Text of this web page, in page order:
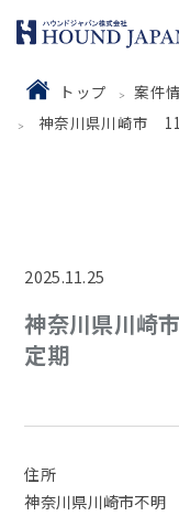
トップ
案件
神奈川県川崎市
2025.11.25
神奈川県川崎
定期
住所
神奈川県川崎市不明